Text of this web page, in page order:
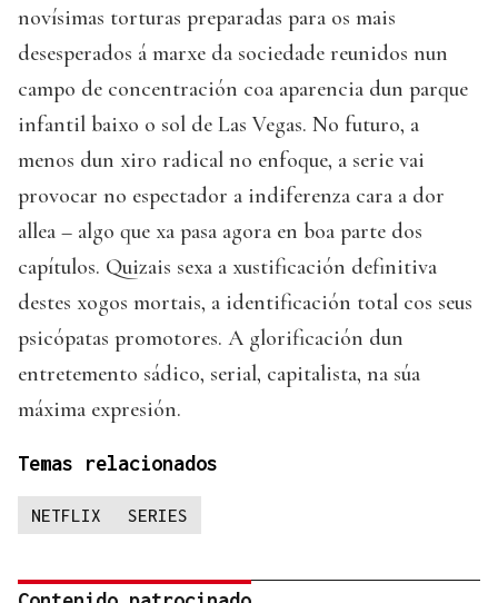
novísimas torturas preparadas para os mais
desesperados á marxe da sociedade reunidos nun
campo de concentración coa aparencia dun parque
infantil baixo o sol de Las Vegas. No futuro, a
menos dun xiro radical no enfoque, a serie vai
provocar no espectador a indiferenza cara a dor
allea – algo que xa pasa agora en boa parte dos
capítulos. Quizais sexa a xustificación definitiva
destes xogos mortais, a identificación total cos seus
psicópatas promotores. A glorificación dun
entretemento sádico, serial, capitalista, na súa
máxima expresión.
Temas relacionados
NETFLIX SERIES